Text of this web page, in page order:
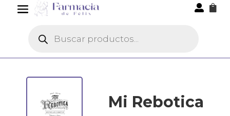
 
productos
Mi Rebotica